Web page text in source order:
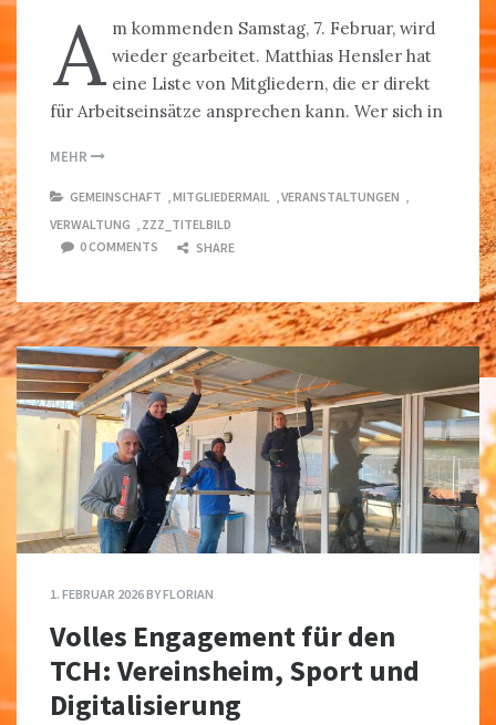
A m kommenden Samstag, 7. Februar, wird
wieder gearbeitet. Matthias Hensler hat
eine Liste von Mitgliedern, die er direkt
für Arbeitseinsätze ansprechen kann. Wer sich in
MEHR
GEMEINSCHAFT MITGLIEDERMAIL VERANSTALTUNGEN
VERWALTUNG
ZZZ_TITELBILD
0 COMMENTS
SHARE
1. FEBRUAR 2026BYFLORIAN
Volles Engagement für den
TCH: Vereinsheim, Sport und
Digitalisierung